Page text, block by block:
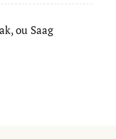
ou Saag